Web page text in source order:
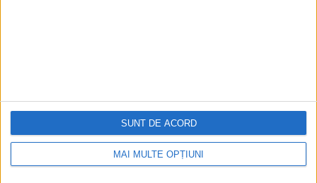
MAI MULTE OPȚIUNI
SUNT DE ACORD
Cea mai mare revistă de istorie din Europa!.
Media KIT